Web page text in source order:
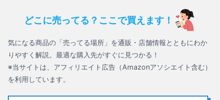
どこに売ってる？ここで買えます！
気になる商品の「売ってる場所」を通販・店舗情報とともにわか
りやすく解説。最適な購入先がすぐに見つかる！
※当サイトは、アフィリエイト広告（Amazonアソシエイト含む）
を利用しています。